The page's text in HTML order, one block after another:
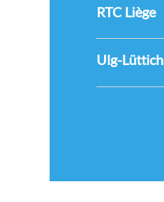
RTC Liège
Ulg-Lüttich